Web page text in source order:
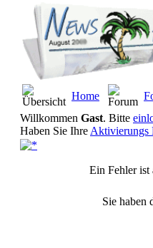
Home
Willkommen Gast. Bitte
Haben Sie Ihre Aktivierungs
Ein Fehler ist
Sie haben